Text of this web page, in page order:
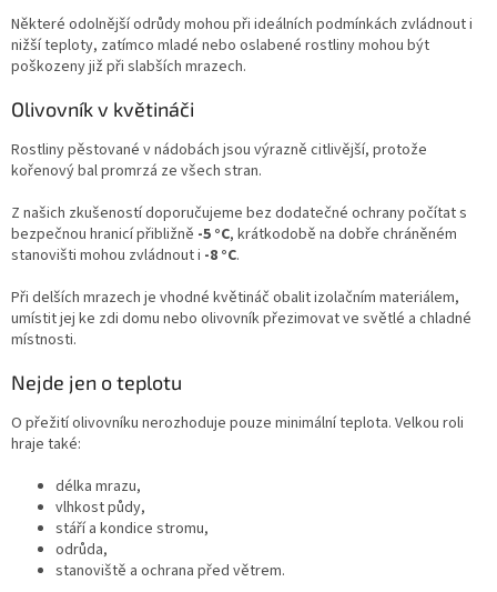
Některé odolnější odrůdy mohou při ideálních podmínkách zvládnout i
nižší teploty, zatímco mladé nebo oslabené rostliny mohou být
poškozeny již při slabších mrazech.
Olivovník v květináči
Rostliny pěstované v nádobách jsou výrazně citlivější, protože
kořenový bal promrzá ze všech stran.
Z našich zkušeností doporučujeme bez dodatečné ochrany počítat s
bezpečnou hranicí přibližně -5 °C, krátkodobě na dobře chráněném
stanovišti mohou zvládnout i -8 °C.
Při delších mrazech je vhodné květináč obalit izolačním materiálem,
umístit jej ke zdi domu nebo olivovník přezimovat ve světlé a chladné
místnosti.
Nejde jen o teplotu
O přežití olivovníku nerozhoduje pouze minimální teplota. Velkou roli
hraje také:
délka mrazu,
vlhkost půdy,
stáří a kondice stromu,
odrůda,
stanoviště a ochrana před větrem.